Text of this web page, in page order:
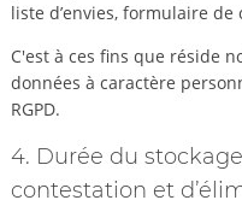
liste d’envies, formulaire de
C'est à ces fins que réside
données à caractère
RGPD.
4. Durée du
contestation et